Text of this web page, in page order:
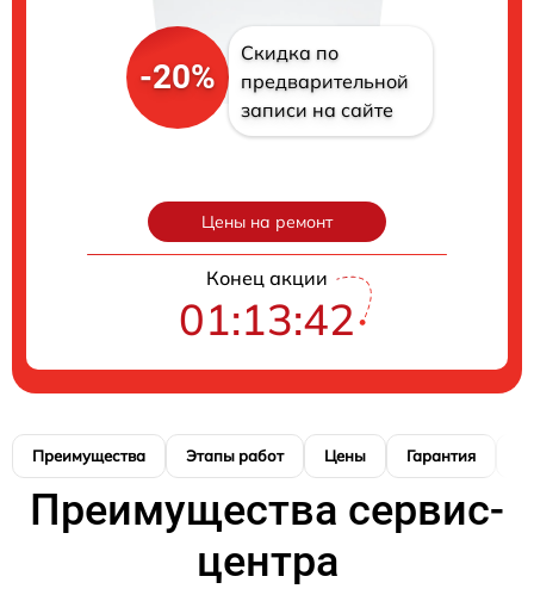
-20%
Скидка по
предварительной
записи на сайте
Цены на ремонт
Конец акции
01:13:41
Преимущества Этапы работ Цены Гарантия
Преимущества сервис-
центра